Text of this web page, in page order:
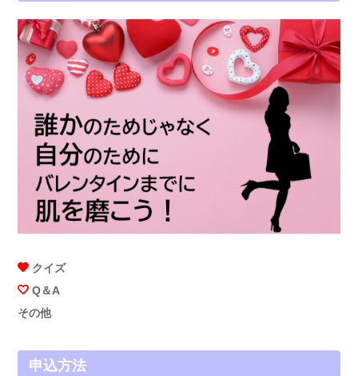
クイズ
Q＆A
その他
申込方法